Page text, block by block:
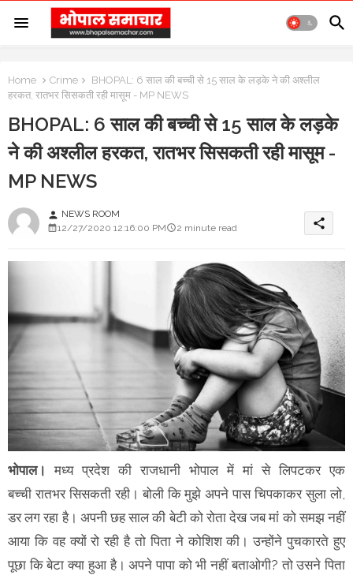
Home Crime
BHOPAL: 6 साल की बच्ची से 15 साल के लड़के ने की अश्लील
हरकत, रातभर सिसकती रही मासूम - MP NEWS
BHOPAL: 6 साल की बच्ची से 15 साल के लड़के
ने की अश्लील हरकत, रातभर सिसकती रही मासूम -
MP NEWS
person NEWS ROOM
12/27/2020 12:16:00 PM
2 minute read share
भोपाल।मध्य प्रदेश की राजधानी भोपाल में मां से लिपटकर एक
बच्ची रातभर सिसकती रही। बोली कि मुझे अपने पास चिपकाकर सुला लो,
डर लग रहा है। अपनी छह साल की बेटी को रोता देख जब मां को समझ नहीं
आया कि वह क्यों रो रही है तो पिता ने कोशिश की। उन्होंने पुचकारते हुए
पूछा कि बेटा क्या हुआ है। अपने पापा को भी नहीं बताओगी? तो उसने पिता